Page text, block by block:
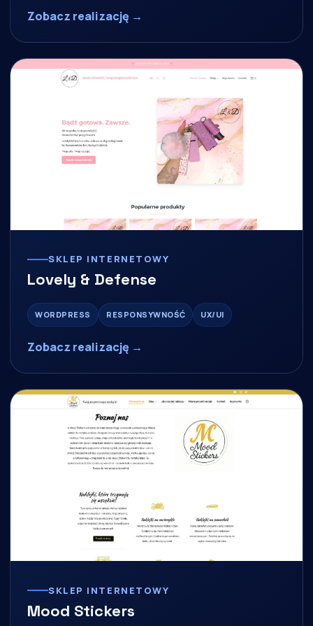
Zobacz realizację →
SKLEP INTERNETOWY
Lovely & Defense
WORDPRESS RESPONSYWNOŚĆ UX/UI
Zobacz realizację →
SKLEP INTERNETOWY
Mood Stickers